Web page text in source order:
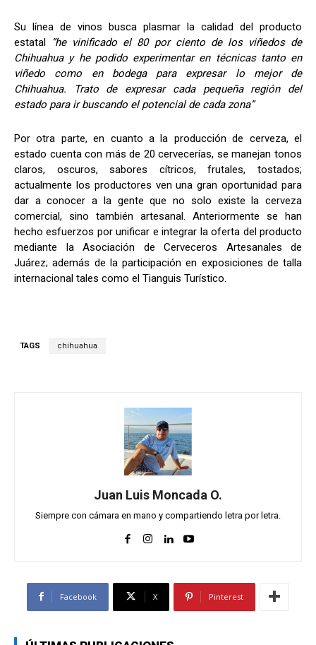
Su línea de vinos busca plasmar la calidad del producto
estatal “he vinificado el 80 por ciento de los viñedos de
Chihuahua y he podido experimentar en técnicas tanto en
viñedo como en bodega para expresar lo mejor de
Chihuahua. Trato de expresar cada pequeña región del
estado para ir buscando el potencial de cada zona”
Por otra parte, en cuanto a la producción de cerveza, el
estado cuenta con más de 20 cervecerías, se manejan tonos
claros, oscuros, sabores cítricos, frutales, tostados;
actualmente los productores ven una gran oportunidad para
dar a conocer a la gente que no solo existe la cerveza
comercial, sino también artesanal. Anteriormente se han
hecho esfuerzos por unificar e integrar la oferta del producto
mediante la Asociación de Cerveceros Artesanales de
Juárez; además de la participación en exposiciones de talla
internacional tales como el Tianguis Turístico.
TAGS chihuahua
Juan Luis Moncada O.
Siempre con cámara en mano y compartiendo letra por letra.
Facebook X Pinterest